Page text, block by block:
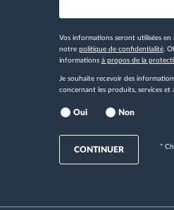
Vos informations seront utilisées en
notre politique de confidentialité.
informations à propos de la
Je souhaite recevoir des
concernant les produits, services et
Oui Non
CONTINUER *